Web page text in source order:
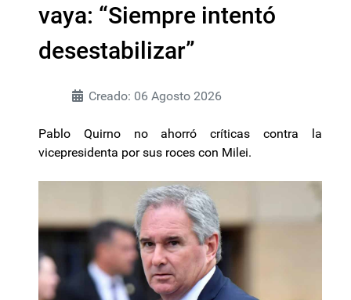
vaya: “Siempre intentó
desestabilizar”
Creado: 06 Agosto 2026
Pablo Quirno no ahorró críticas contra la
vicepresidenta por sus roces con Milei.